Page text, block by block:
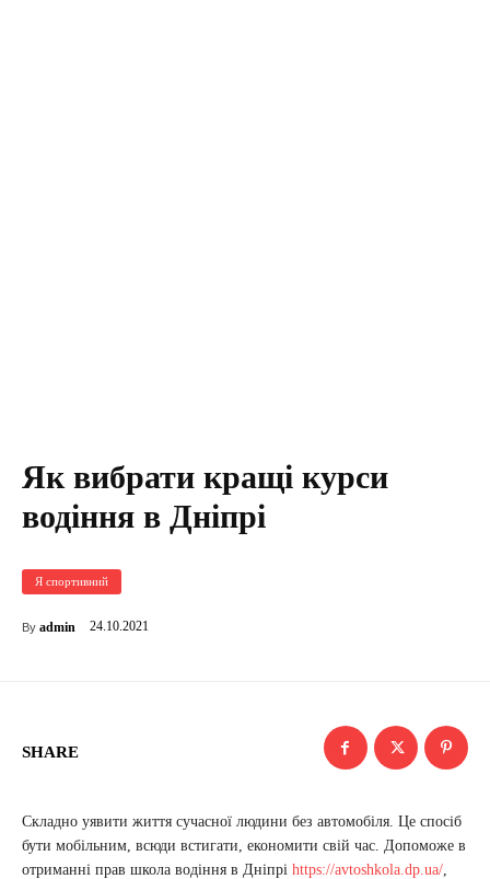
Як вибрати кращі курси
водіння в Дніпрі
Я спортивний
By admin 24.10.2021
SHARE
Складно уявити життя сучасної людини без автомобіля. Це спосіб
бути мобільним, всюди встигати, економити свій час. Допоможе в
отриманні прав школа водіння в Дніпрі https://avtoshkola.dp.ua/,